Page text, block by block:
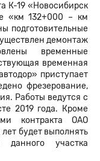
К-19 «Новосибирск
«км 132+000 – км
подготовительные
демонтаж
временные
временная
приступает
фрезерование,
Работы ведутся с
2019 года. Кроме
контракта ОАО
будет выполнять
участка